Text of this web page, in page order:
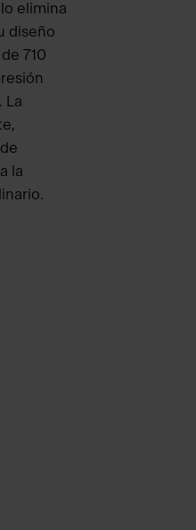
elimina
diseño
710
La
la